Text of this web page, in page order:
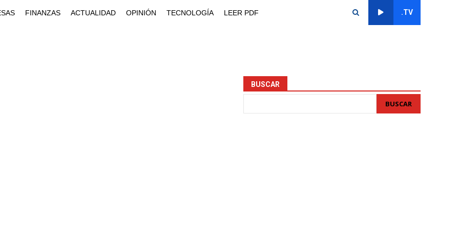
FINANZAS ACTUALIDAD OPINIÓN TECNOLOGÍA LEER PDF .TV
BUSCAR
BUSCAR